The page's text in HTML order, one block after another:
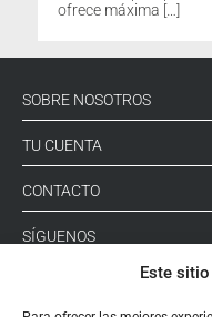
Este
ofrece máxima […]
SOBRE NOSOTROS
TU CUENTA
CONTACTO
SÍGUENOS